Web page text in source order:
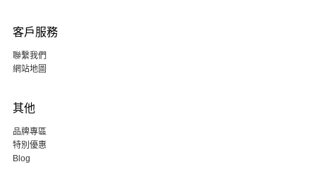
客戶服務
聯繫我們
網站地圖
其他
品牌專區
特別優惠
Blog